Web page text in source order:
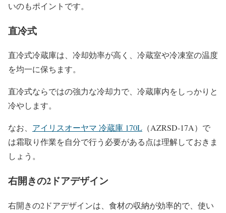
いのもポイントです。
直冷式
直冷式冷蔵庫は、冷却効率が高く、冷蔵室や冷凍室の温度
を均一に保ちます。
直冷式ならではの強力な冷却力で、冷蔵庫内をしっかりと
冷やします。
なお、 アイリスオーヤマ 冷蔵庫 170L （AZRSD-17A）で
は霜取り作業を自分で行う必要がある点は理解しておきま
しょう。
右開きの2ドアデザイン
右開きの2ドアデザインは、食材の収納が効率的で、使い